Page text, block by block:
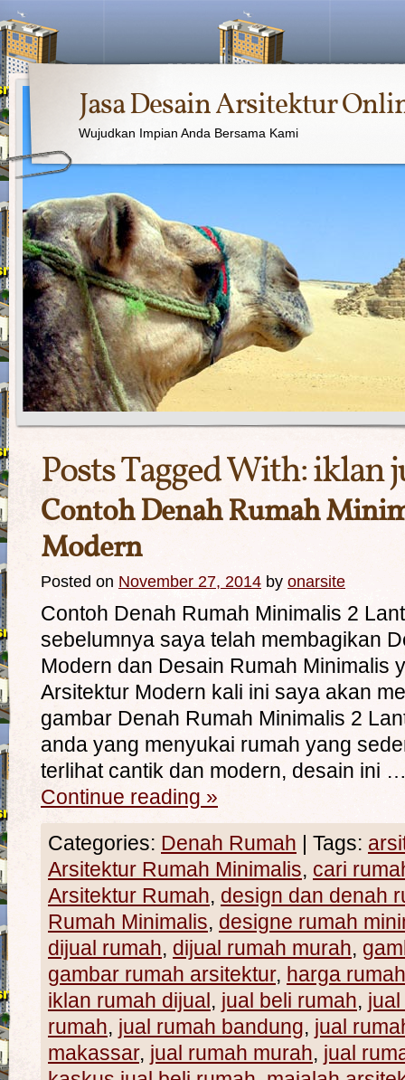
Jasa Desain Arsitektur
Wujudkan Impian Anda Bersama Kami
Posts Tagged With:iklan
Contoh Denah Rumah
Modern
Posted on November 27, 2014 by onarsite
Contoh Denah Rumah Minimalis 2
sebelumnya saya telah membagikan
Modern dan Desain Rumah Minimalis
Arsitektur Modern kali ini saya akan
gambar Denah Rumah Minimalis 2
anda yang menyukai rumah yang
terlihat cantik dan modern, desain ini
Continue reading »
Categories: Denah Rumah | Tags:
Arsitektur Rumah Minimalis, cari
Arsitektur Rumah, design dan denah
Rumah Minimalis, designe rumah
dijual rumah, dijual rumah murah,
gambar rumah arsitektur, harga
iklan rumah dijual, jual beli rumah,
rumah, jual rumah bandung, jual
makassar, jual rumah murah, jual